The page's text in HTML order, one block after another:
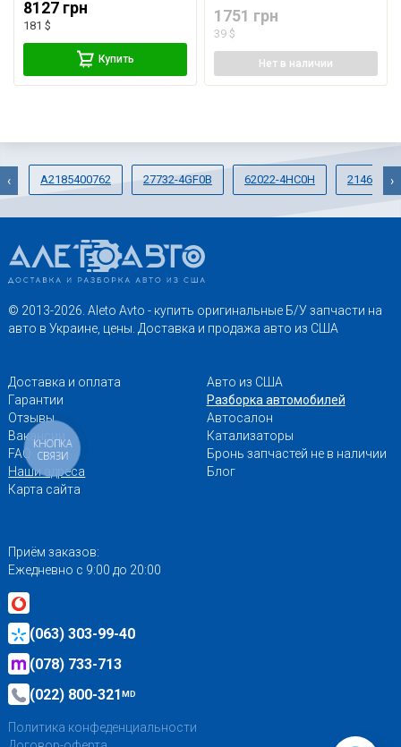
8127 грн
181 $
Купить
1751 грн
39 $
Нет в наличии
A2185400762 27732-4GF0B 62022-4HC0H 21460-
‹ ›
© 2013-2026. Aleto Avto - купить оригинальные Б/У запчасти на
авто в Украине, цены. Доставка и продажа авто из США
Доставка и оплата
Гарантии
Отзывы
Вакансии
FAQ
Наши адреса
Карта сайта
Авто из США
Разборка автомобилей
Автосалон
Катализаторы
Бронь запчастей не в наличии
Блог
Приём заказов:
Ежедневно с 9:00 до 20:00
(063) 303-99-40
(078) 733-713
(022) 800-321MD
Политика конфеденциальности
КНОПКА
СВЯЗИ